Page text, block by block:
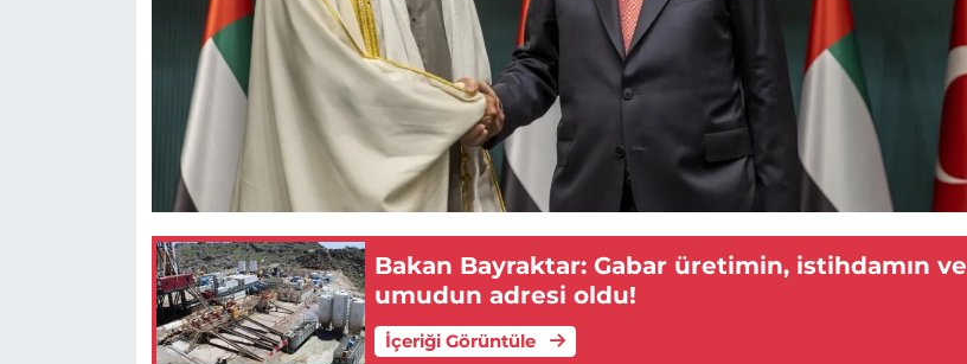
Bakan Bayraktar: Gabar üretimin, istihdamın ve
umudun adresi oldu!
İçeriği Görüntüle